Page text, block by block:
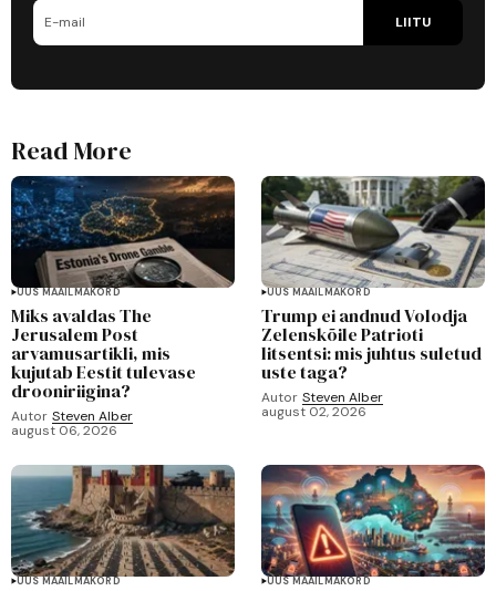
LIITU
Read More
UUS MAAILMAKORD
Miks avaldas The
Jerusalem Post
arvamusartikli, mis
kujutab Eestit tulevase
drooniriigina?
Autor Steven Alber
august 06, 2026
UUS MAAILMAKORD
Trump ei andnud Volodja
Zelenskõile Patrioti
litsentsi: mis juhtus suletud
uste taga?
Autor Steven Alber
august 02, 2026
UUS MAAILMAKORD UUS MAAILMAKORD